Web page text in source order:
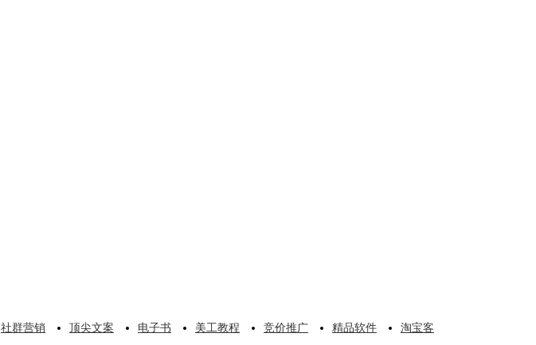
社群营销 顶尖文案 电子书 美工教程 竞价推广 精品软件 淘宝客